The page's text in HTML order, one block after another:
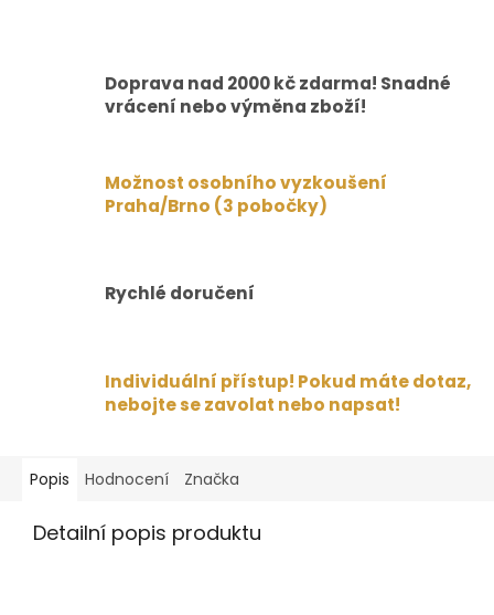
Doprava nad 2000 kč zdarma! Snadné
vrácení nebo výměna zboží!
Možnost osobního vyzkoušení
Praha/Brno (3 pobočky)
Rychlé doručení
Individuální přístup! Pokud máte dotaz,
nebojte se zavolat nebo napsat!
Popis Hodnocení Značka
Detailní popis produktu